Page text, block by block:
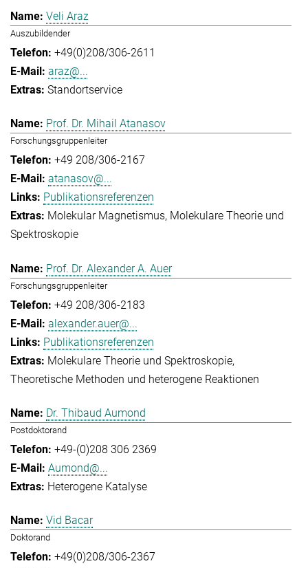
Veli Araz
Auszubildender
+49(0)208/306-2611
araz@...
Standortservice
Prof. Dr. Mihail Atanasov
Forschungsgruppenleiter
+49 208/306-2167
atanasov@...
Publikationsreferenzen
Molekular Magnetismus Molekulare Theorie und
Spektroskopie
Prof. Dr. Alexander A. Auer
Forschungsgruppenleiter
+49 208/306-2183
alexander.auer@...
Publikationsreferenzen
Molekulare Theorie und Spektroskopie
Theoretische Methoden und heterogene Reaktionen
Dr. Thibaud Aumond
Postdoktorand
+49-(0)208 306 2369
Aumond@...
Heterogene Katalyse
Vid Bacar
Doktorand
+49(0)208/306-2367